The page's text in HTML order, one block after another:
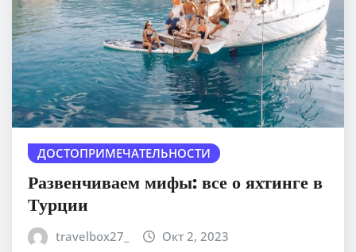
ДОСТОПРИМЕЧАТЕЛЬНОСТИ
Развенчиваем мифы: все о яхтинге в
Турции
travelbox27_ Окт 2, 2023